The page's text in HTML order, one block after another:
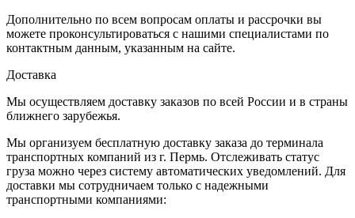
Дополнительно по всем вопросам оплаты и рассрочки вы
можете проконсультироваться с нашими специалистами по
контактным данным, указанным на сайте.
Доставка
Мы осуществляем доставку заказов по всей России и в страны
ближнего зарубежья.
Мы организуем бесплатную доставку заказа до терминала
транспортных компаний из г. Пермь. Отслеживать статус
груза можно через систему автоматических уведомлений. Для
доставки мы сотрудничаем только с надежными
транспортными компаниями: